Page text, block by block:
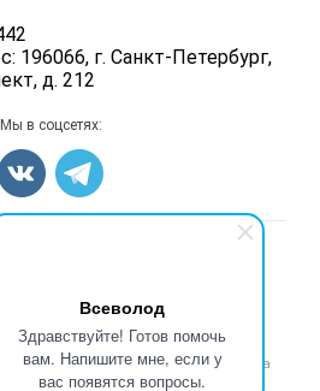
Всеволод
Здравствуйте! Готов помочь
вам. Напишите мне, если у
вас появятся вопросы.
196066, г. Санкт-Петербург,
д. 212
объявлений
Мы в соцсетях:
12+ Все права защищены.
размещенной на данном сайте,
размещении активной гиперссылки на